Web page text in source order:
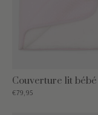
Couverture lit bébé
€79,95